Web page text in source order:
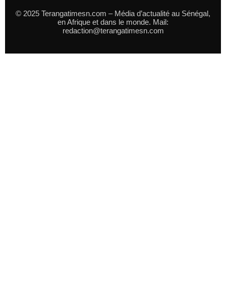
© 2025 Terangatimesn.com – Média d’actualité au Sénégal,
en Afrique et dans le monde. Mail:
redaction@terangatimesn.com